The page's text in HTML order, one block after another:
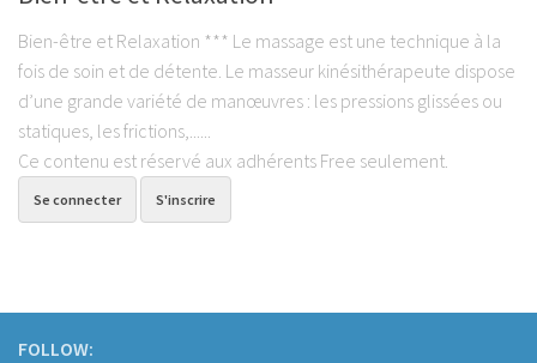
Le Haut Niveau
Handi Sport & Handicap
Actu Santé
Bien-être & Santé
Nutrition et Santé
Bien-être et Relaxation *** Le massage est une technique à la
fois de soin et de détente. Le masseur kinésithérapeute dispose
d’une grande variété de manœuvres : les pressions glissées ou
statiques, les frictions,......
Ce contenu est réservé aux adhérents Free seulement.
Se connecter S'inscrire
FOLLOW: